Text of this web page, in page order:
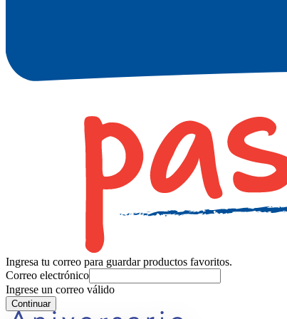
Ingresa tu correo para guardar productos favoritos.
Correo electrónico
Ingrese un correo válido
Continuar